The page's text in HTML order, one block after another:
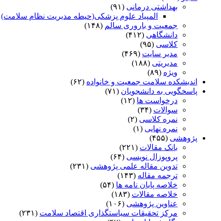
بهداشتی درمانی (۹۱)
المپیاد علوم پزشکی(حیطه مدیریت نظام سلامت)
جمعیت و باروری سالم (۱۴۸)
دانشگاهی (۴۱۲)
کلاسی (۹۵)
مدیر سایت (۴۶۹)
مدیریتی (۱۸۸)
ویژه (۸۹)
اندیشکده سلامت جمعیت و خانواده (۶۲)
پاسخگویی به دانشجویان (۷۱)
درخواست ها (۱۲)
سوالات (۳۴)
نمره کلاسی (۲)
نمره نهایی (۱)
پژوهشی (۴۵۵)
بانک مقالات (۲۲۱)
پروپوزال نویسی (۶۴)
تدوین مقاله علمی پژوهشی (۲۳۱)
ترجمه مقاله (۱۴۳)
خلاصه پایان نامه ها (۵۴)
خلاصه مقالات (۱۸۳)
عناوین پژوهشی (۱۰۶)
مرکز تحقیقات سیاستگذاری اقتصاد سلامت (۲۳۱)